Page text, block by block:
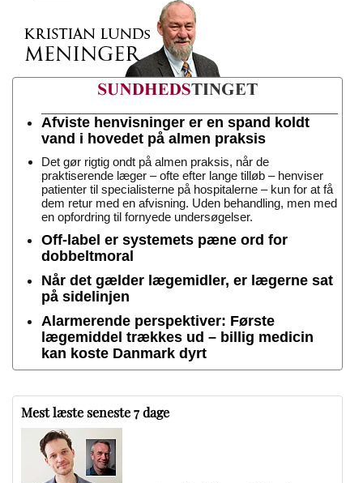
Afviste henvisninger er en spand koldt
vand i hovedet på almen praksis
Det gør rigtig ondt på almen praksis, når de
praktiserende læger – ofte efter lange tilløb – henviser
patienter til specialisterne på hospitalerne – kun for at få
dem retur med en afvisning. Uden behandling, men med
en opfordring til fornyede undersøgelser.
Off-label er systemets pæne ord for
dobbeltmoral
Når det gælder lægemidler, er lægerne sat
på sidelinjen
Alarmerende perspektiver: Første
lægemiddel trækkes ud – billig medicin
kan koste Danmark dyrt
Mest læste seneste 7 dage